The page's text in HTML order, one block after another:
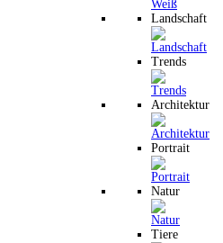
Landschaft
Trends
Architektur
Portrait
Natur
Tiere